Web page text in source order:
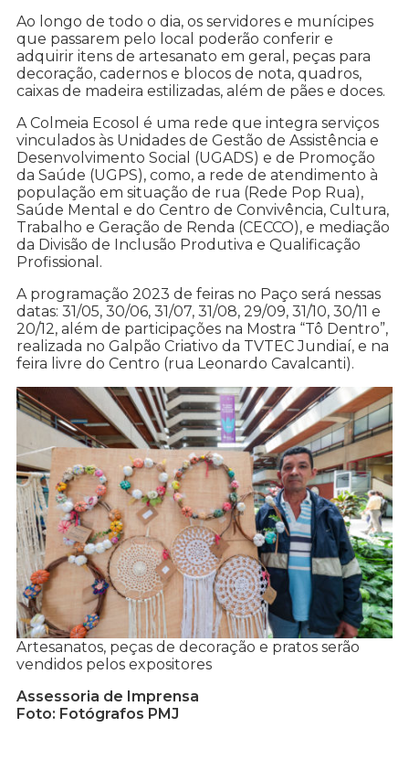
Ao longo de todo o dia, os servidores e munícipes
que passarem pelo local poderão conferir e
adquirir itens de artesanato em geral, peças para
decoração, cadernos e blocos de nota, quadros,
caixas de madeira estilizadas, além de pães e doces.
A Colmeia Ecosol é uma rede que integra serviços
vinculados às Unidades de Gestão de Assistência e
Desenvolvimento Social (UGADS) e de Promoção
da Saúde (UGPS), como, a rede de atendimento à
população em situação de rua (Rede Pop Rua),
Saúde Mental e do Centro de Convivência, Cultura,
Trabalho e Geração de Renda (CECCO), e mediação
da Divisão de Inclusão Produtiva e Qualificação
Profissional.
A programação 2023 de feiras no Paço será nessas
datas: 31/05, 30/06, 31/07, 31/08, 29/09, 31/10, 30/11 e
20/12, além de participações na Mostra “Tô Dentro”,
realizada no Galpão Criativo da TVTEC Jundiaí, e na
feira livre do Centro (rua Leonardo Cavalcanti).
Artesanatos, peças de decoração e pratos serão
vendidos pelos expositores
Assessoria de Imprensa
Foto: Fotógrafos PMJ